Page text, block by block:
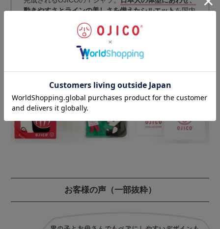
動きやすさとラインの美しさを備えたシルエットを国内
最高レベルの技術により実現。
丁寧な仕上げにより、耐久性・安全性をさらにアップさ
ギフトラッピングのご注文はこちらから
お客様の声（一部抜粋）